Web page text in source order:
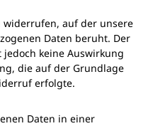
widerrufen, auf der unsere
Daten beruht. Der
keine Auswirkung
die auf der Grundlage
erfolgte.
Daten in einer